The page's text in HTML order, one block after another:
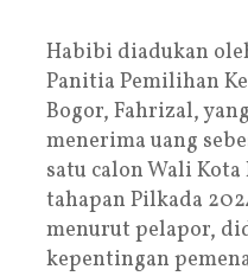
Habibi diadukan
Panitia Pemilihan
Bogor, Fahrizal,
menerima uang
satu calon Wali Kota
tahapan Pilkada
menurut pelapor,
kepentingan